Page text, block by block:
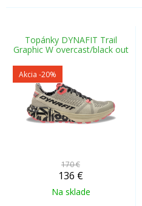
Topánky DYNAFIT Trail
Graphic W overcast/black out
Akcia -20%
170 €
136 €
Na sklade